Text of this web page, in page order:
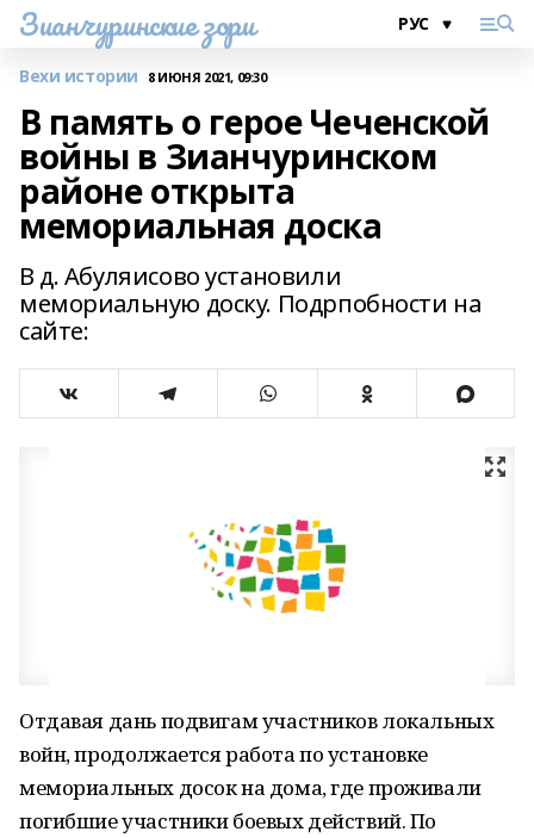
Зианчуринские зори
Вехи истории 8 ИЮНЯ 2021, 09:30
В память о герое Чеченской
войны в Зианчуринском
районе открыта
мемориальная доска
В д. Абуляисово установили
мемориальную доску. Подрпобности на
сайте:
Отдавая дань подвигам участников локальных
войн, продолжается работа по установке
мемориальных досок на дома, где проживали
погибшие участники боевых действий. По